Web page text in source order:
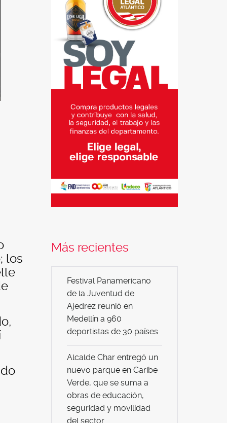
los
Más recientes
Festival Panamericano
de la Juventud de
Ajedrez reunió en
Medellín a 960
deportistas de 30 países
Alcalde Char entregó un
nuevo parque en Caribe
Verde, que se suma a
obras de educación,
seguridad y movilidad
del sector